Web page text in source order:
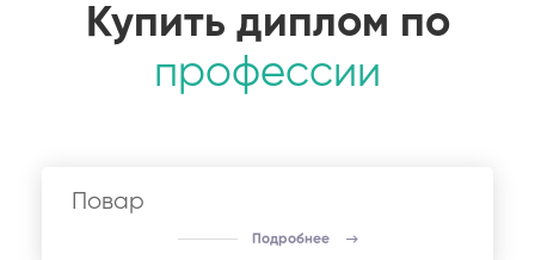
Купить диплом по
профессии
Повар
Подробнее